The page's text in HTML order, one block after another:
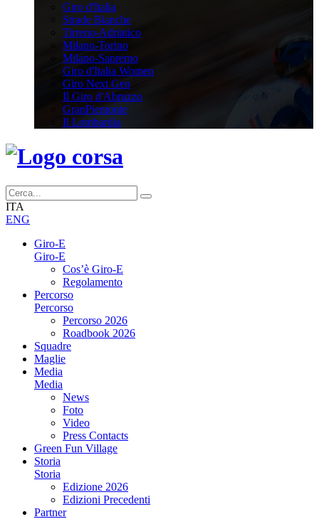
Giro d'Italia
Strade Bianche
Tirreno-Adriatico
Milano-Torino
Milano-Sanremo
Giro d'Italia Women
Giro Next Gen
Il Giro d'Abruzzo
GranPiemonte
Il Lombardia
ITA
ENG
Giro-E
Giro-E
Cos’è Giro-E
Regolamento
Percorso
Percorso
Percorso 2026
Roadbook 2026
Squadre
Maglie
Media
Media
News
Foto
Video
Press Contacts
Green Fun Village
Storia
Storia
Edizione 2026
Edizioni Precedenti
Partner